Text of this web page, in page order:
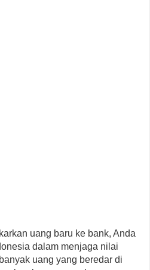
uang baru ke bank, Anda
dalam menjaga nilai
uang yang beredar di